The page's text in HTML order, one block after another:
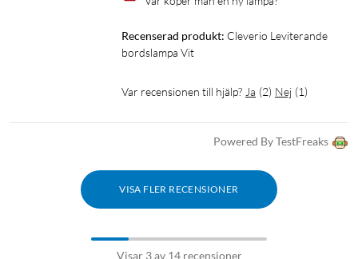
Recenserad produkt: Cleverio Leviterande
bordslampa Vit
Var recensionen till hjälp? Ja (2) Nej (1)
Powered By TestFreaks
VISA FLER RECENSIONER
Visar 3 av 14 recensioner